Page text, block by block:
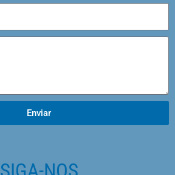
Enviar